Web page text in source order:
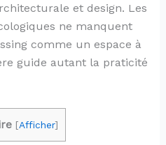
et design. Les
ne manquent
comme un espace à
guide autant la praticité
[Afficher]